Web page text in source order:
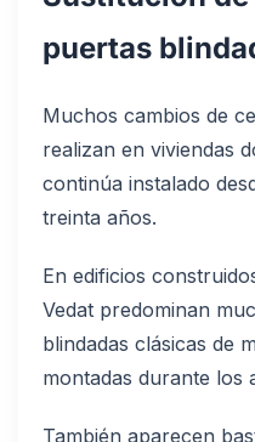
puertas
Muchos cambios de
realizan en viviendas
continúa instalado
treinta años.
En edificios
Vedat predominan
blindadas clásicas de
montadas durante los
También aparecen